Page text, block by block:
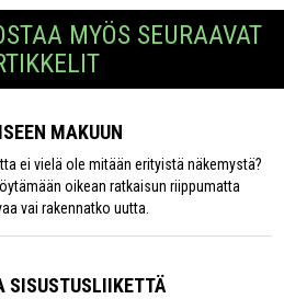
MYÖS SEURAAVAT
MAKUUN
ei vielä ole mitään erityistä näkemystä?
oikean ratkaisun riippumatta
vai rakennatko uutta.
SISUSTUSLIIKETTÄ